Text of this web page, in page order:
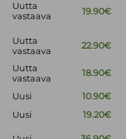
Uutta
vastaava
19.90€
Uutta
vastaava
22.90€
Uutta
vastaava
18.90€
Uusi
10.90€
Uusi
19.20€